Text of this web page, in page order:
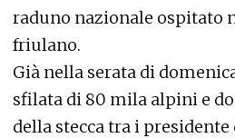
raduno nazionale ospitato
friulano.
Già nella serata di
sfilata di 80 mila alpini e
della stecca tra i